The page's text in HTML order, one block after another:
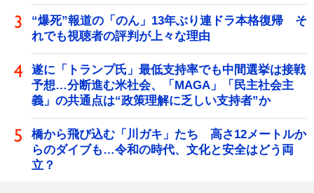
“爆死”報道の「のん」13年ぶり連ドラ本格復帰 そ
れでも視聴者の評判が上々な理由
遂に「トランプ氏」最低支持率でも中間選挙は接戦
予想…分断進む米社会、「MAGA」「民主社会主
義」の共通点は“政策理解に乏しい支持者”か
橋から飛び込む「川ガキ」たち 高さ12メートルか
らのダイブも…令和の時代、文化と安全はどう両
立？